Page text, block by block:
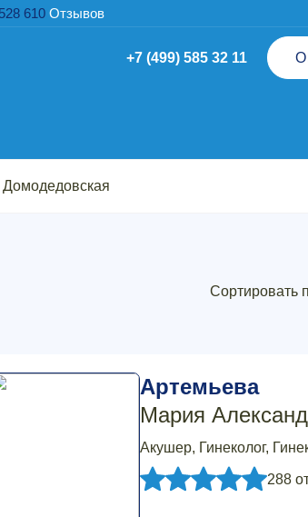
610 Отзывов
+7 (499) 585 32 11
Сортировать
Артемьева
Мария
Акушер, Гинеколог,
288